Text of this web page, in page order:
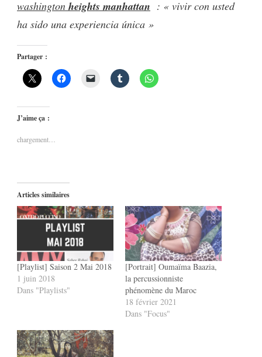
washington heights manhattan : « vivir con usted
ha sido una experiencia única »
Partager :
J’aime ça :
chargement…
Articles similaires
[Playlist] Saison 2 Mai 2018
1 juin 2018
Dans "Playlists"
[Portrait] Oumaïma Baazia,
la percussionniste
phénomène du Maroc
18 février 2021
Dans "Focus"